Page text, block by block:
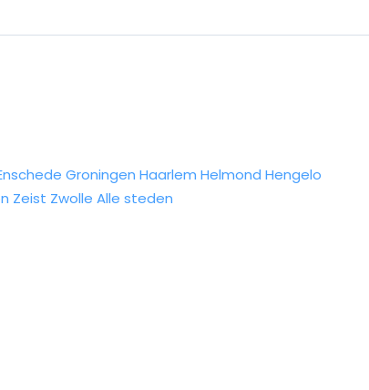
Groningen Haarlem Helmond Hengelo
Zeist Zwolle Alle steden